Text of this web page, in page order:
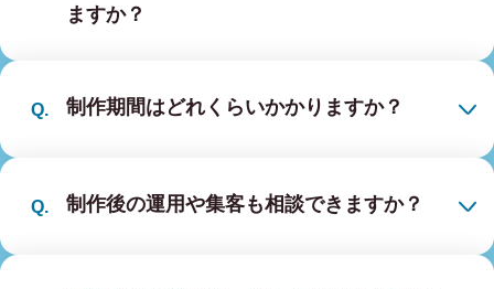
ますか？
制作期間はどれくらいかかりますか？
制作後の運用や集客も相談できますか？